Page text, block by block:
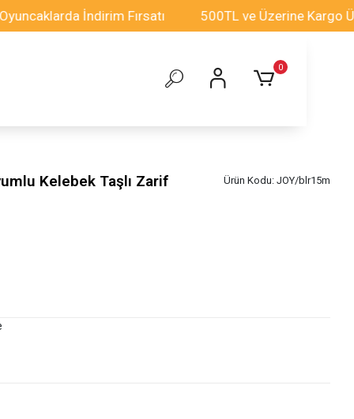
İndirim Fırsatı 500TL ve Üzerine Kargo Ücretsiz!
0
Kelebek Taşlı Zarif
Ürün Kodu: JOY/blr15m